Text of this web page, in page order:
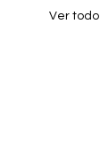
Ver todo